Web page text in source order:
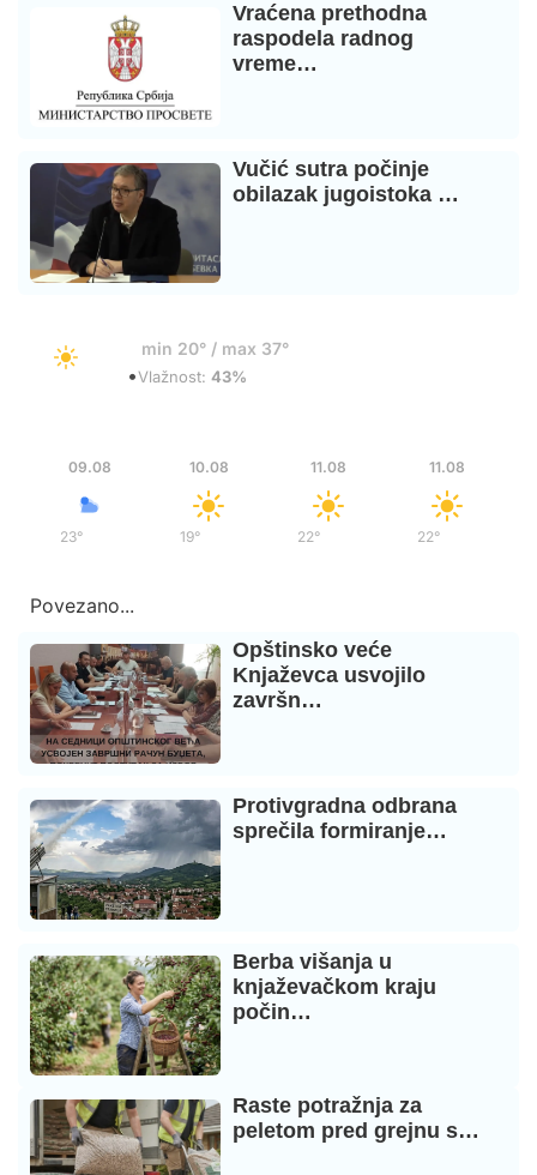
Vraćena prethodna
raspodela radnog
vreme…
Vučić sutra počinje
obilazak jugoistoka …
min 20° / max 37°
•Vlažnost: 43%
09.08
23°/
10.08
19°
11.08
22°
11.08
22°/
Povezano...
Opštinsko veće
Knjaževca usvojilo
završn…
Protivgradna odbrana
sprečila formiranje…
Berba višanja u
knjaževačkom kraju
počin…
Raste potražnja za
peletom pred grejnu s…